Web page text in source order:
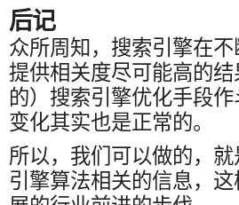
后记
众所周知，搜索引擎在
提供相关度尽可能高的
的）搜索引擎优化手段
变化其实也是正常的。
所以，我们可以做的，
引擎算法相关的信息，